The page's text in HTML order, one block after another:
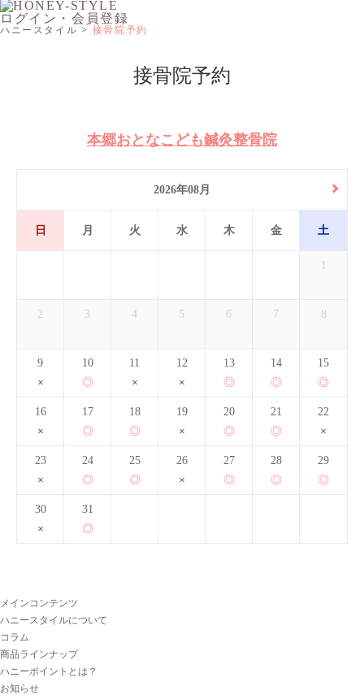
ログイン・会員登録
ハニースタイル 接骨院予約
接骨院予約
本郷おとなこども鍼灸整骨院
2026年08月
日 月 火 水 木 金 土
1
2 3 4 5 6 7 8
9 10 11 12 13 14 15
16 17 18 19 20 21 22
23 24 25 26 27 28 29
30 31
メインコンテンツ
ハニースタイルについて
コラム
商品ラインナップ
ハニーポイントとは？
お知らせ